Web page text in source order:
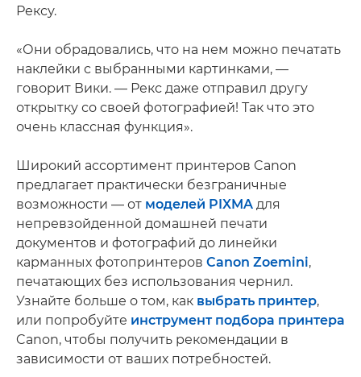
Рексу.
«Они обрадовались, что на нем можно печатать
наклейки с выбранными картинками, —
говорит Вики. — Рекс даже отправил другу
открытку со своей фотографией! Так что это
очень классная функция».
Широкий ассортимент принтеров Canon
предлагает практически безграничные
возможности — от моделей PIXMA для
непревзойденной домашней печати
документов и фотографий до линейки
карманных фотопринтеров Canon Zoemini,
печатающих без использования чернил.
Узнайте больше о том, как выбрать принтер,
или попробуйте инструмент подбора принтера
Canon, чтобы получить рекомендации в
зависимости от ваших потребностей.